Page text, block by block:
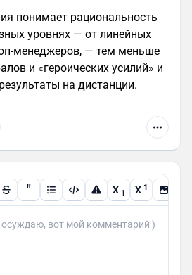
понимает рациональность
уровнях — от линейных
— тем меньше
и «героических усилий» и
на дистанции.
" X 1 X 1